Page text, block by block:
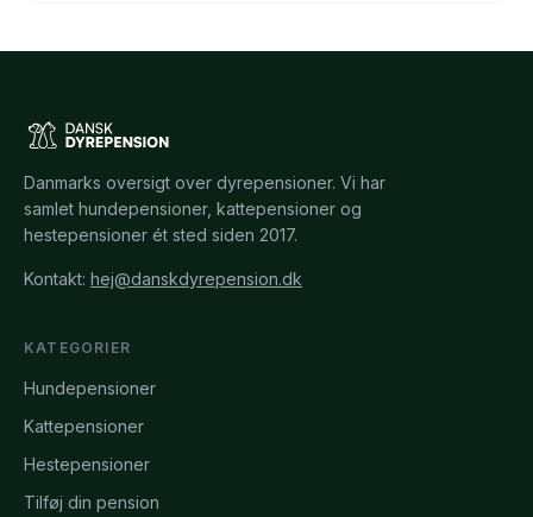
Danmarks oversigt over dyrepensioner. Vi har
samlet hundepensioner, kattepensioner og
hestepensioner ét sted siden 2017.
Kontakt: hej@danskdyrepension.dk
KATEGORIER
Hundepensioner
Kattepensioner
Hestepensioner
Tilføj din pension